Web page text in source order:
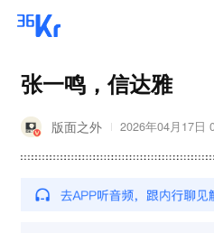
张一鸣，信达雅
版面之外 2026年04月17日